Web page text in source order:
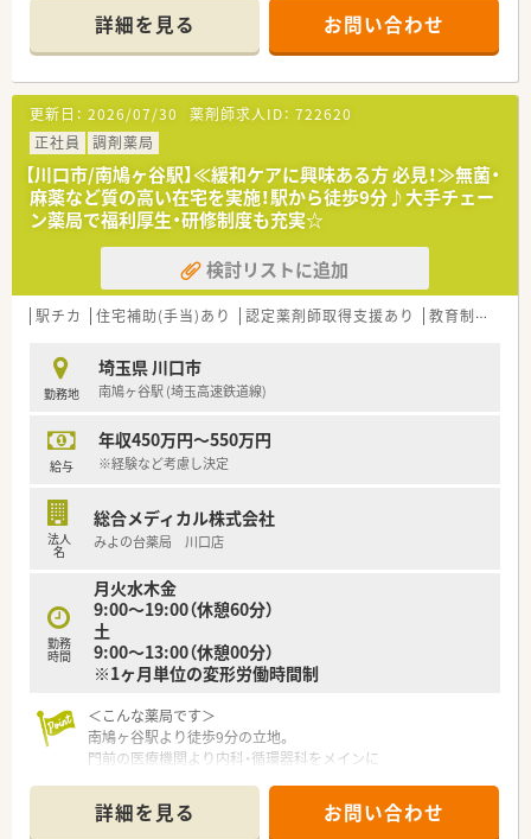
■育児休暇、産前産後休暇の取得実績が多数あります。女性の方
でも長く活躍できる環境があります。復職率も100％。
■有給休暇は自由に取得できる環境があります。１週間程度の
■新卒から入社し、在籍年数10年以上の方や20年以上在籍して
いる方もいます。
■20～50代の幅広い年代層のスタッフが活躍しています。ママ
薬剤師さんも多く、急なお休みもみんなでフォローしあえる子育
てにも理解のある環境です。
■常時6名ほどが勤務しており、社員同士で情報共有を欠かさな
いため連携の取れた仕事ができます。
■大手調剤薬局チェーンのグループ企業なので安定性・経営の透
明性ともにあり安心して就業いただける環境です 。
■首都圏に80店舗展開で通勤時間は自宅から40分～60分圏内
と、他の薬局と比較して自宅近くでの配属が可能です。
■クリニック門前を中心に展開し、個人宅だけではなく施設から
の在宅を積極的に応需しています。病院門前は板橋区・神奈川に
2店舗程。
■店舗をドミナント展開することにより1店舗あたりの在宅件数
が減少。在宅にかかるロスを最小化し、店舗対応の薬剤師の負担
を減らしています。
≪在宅医療に力を入れております≫
■在宅に力を入れており、実績は全国でトップクラス！
①重症患者の受入れ②末期を含めた緩和ケアといった、これか
す。
ガン終末期をカバーする麻薬を取り扱っており、どんながん患
■経営のために在宅を始めた訳ではなく、薬局の使命として地
域・人の役に立つこと・ニーズのあるところには答えることを目
的に行っております。
でなく、個人宅の在宅も扱い、ドクターと一緒に同行するなど、
患者様へ直接服薬指導することができます。現在、在宅対応店舗
70店舗以上。
■処方箋の割合は外来が約81％で在宅が約19％となり、全体の
処方箋の2割が在宅と他の薬局は１割に満たないところが多い中
■無菌調剤室の導入の店舗や365日営業している店舗の運営、ケ
アマネージャーの在籍など、患者様の満足を追求しています。
■在宅ドクターが実際の症例をもとに行う「在宅シュミレーショ
ン研修」も希望者は参加可能です。在宅がはじめての方も安心し
てはじめられます。パートさんも参加可能。
詳細を見る お問い合わせ
更新日： 2026/07/30 薬剤師求人ID： 722620
正社員
調剤薬局
【川口市/南鳩ヶ谷駅】≪緩和ケアに興味ある方 必見！≫無菌・
麻薬など質の高い在宅を実施！駅から徒歩9分♪大手チェー
ン薬局で福利厚生・研修制度も充実☆
検討リストに追加
駅チカ 住宅補助(手当)あり 認定薬剤師取得支援あり 教育制度あり
勤務地
埼玉県 川口市
南鳩ヶ谷駅 (埼玉高速鉄道線)
給与
年収450万円～550万円
※経験など考慮し決定
法人
名
総合メディカル株式会社
みよの台薬局 川口店
勤務
時間
月火水木金
9:00～19:00（休憩60分）
土
9:00～13:00（休憩00分）
※1ヶ月単位の変形労働時間制
＜こんな薬局です＞
南鳩ヶ谷駅より徒歩9分の立地。
門前の医療機関より内科・循環器科をメインに
在宅にも積極的に取り組んでいます☆
薬剤師4名・医療事務3名在籍しています！
詳細を見る お問い合わせ